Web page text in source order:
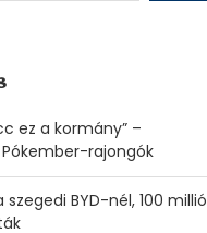
ez a kormány” –
rajongók
BYD-nél, 100 millió